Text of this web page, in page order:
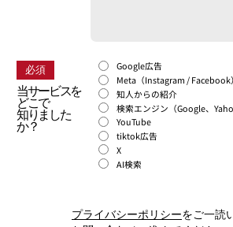
必須
当サービスを
どこで
知りました
か？
Google広告
Meta（Instagram / Facebook
知人からの紹介
検索エンジン（Google、
YouTube
tiktok広告
X
AI検索
プライバシーポリシーをご一読